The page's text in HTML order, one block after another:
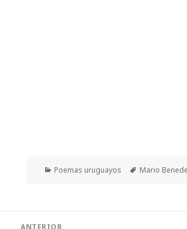
Categorías
Poemas uruguayos Etiquetas
Mario
ANTERIOR